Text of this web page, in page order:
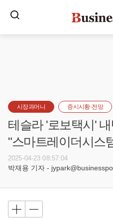
시장과머니 증시시황·전망
테슬라 '로보택시'
"스마트레이더시스
2025-04-23 08:57:04
박재용 기자 -